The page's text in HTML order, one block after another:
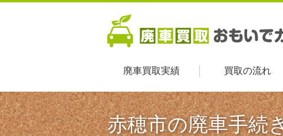
廃車買取実績 買取の流れ
赤穂市の廃車手続